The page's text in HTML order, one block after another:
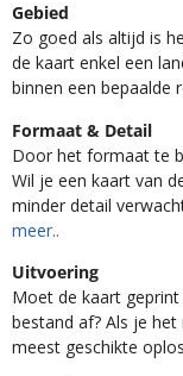
Gebied
Zo goed als altijd is
de kaart enkel een
binnen een bepaalde
Formaat & Detail
Door het formaat te
Wil je een kaart van
minder detail
meer..
Uitvoering
Moet de kaart
bestand af? Als je
meest geschikte